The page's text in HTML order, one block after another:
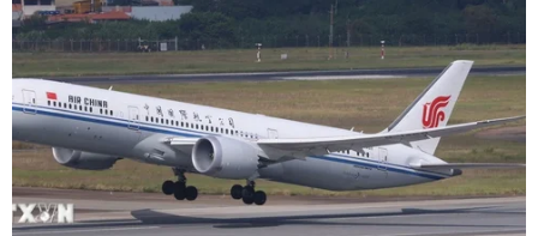
Khủng hoảng nắng nóng đẩy 34 tỉnh
của Pháp vào mức nguy cơ cháy
rừng cao
08/08/2026 23:59
Thời tiết ngày 9/8: Bắc Bộ và Trung
Bộ ngày nắng nóng, Nam Bộ có mưa